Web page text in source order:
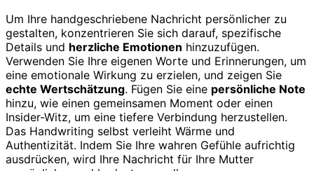
Um Ihre handgeschriebene Nachricht persönlicher zu
gestalten, konzentrieren Sie sich darauf, spezifische
Details und herzliche Emotionen hinzuzufügen.
Verwenden Sie Ihre eigenen Worte und Erinnerungen, um
eine emotionale Wirkung zu erzielen, und zeigen Sie
echte Wertschätzung. Fügen Sie eine persönliche Note
hinzu, wie einen gemeinsamen Moment oder einen
Insider-Witz, um eine tiefere Verbindung herzustellen.
Das Handwriting selbst verleiht Wärme und
Authentizität. Indem Sie Ihre wahren Gefühle aufrichtig
ausdrücken, wird Ihre Nachricht für Ihre Mutter